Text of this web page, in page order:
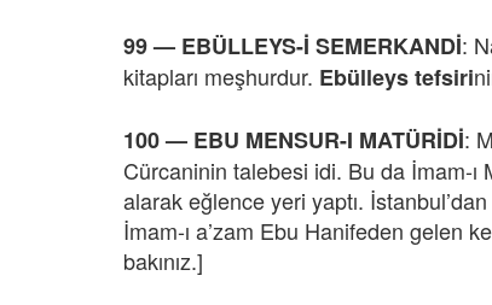
99 — EBÜLLEYS-İ SEMERKANDİ:
kitapları meşhurdur. Ebülleys tefsiri
100 — EBU MENSUR-I MATÜRİDİ:
Cürcaninin talebesi idi. Bu da İmam-
alarak eğlence yeri yaptı.
İmam-ı a’zam Ebu Hanifeden gelen
bakınız.]